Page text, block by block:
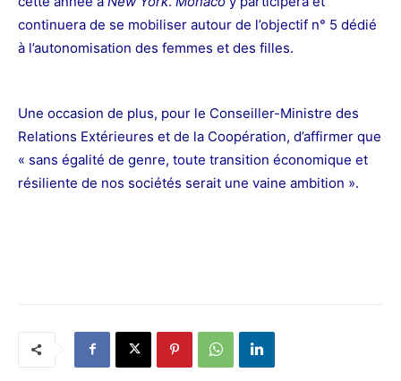
continuera de se mobiliser autour de l’objectif n° 5 dédié
à l’autonomisation des femmes et des filles.
Une occasion de plus, pour le Conseiller-Ministre des
Relations Extérieures et de la Coopération, d’affirmer que
« sans égalité de genre, toute transition économique et
résiliente de nos sociétés serait une vaine ambition ».